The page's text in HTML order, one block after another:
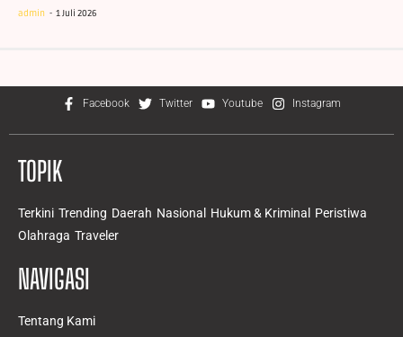
admin 1 Juli 2026
Facebook Twitter Youtube Instagram
TOPIK
Terkini Trending Daerah Nasional Hukum & Kriminal
Peristiwa
Olahraga Traveler
NAVIGASI
Tentang Kami